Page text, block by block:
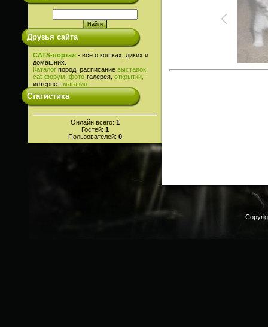
Друзья сайта
CATS-портал - всё о кошках, диких и
домашних.
Каталог пород, расписание выставок
cat-форум, фото-галерея, открытки,
интернет-магазин
Статистика
Онлайн всего: 1
Гостей: 1
Пользователей: 0